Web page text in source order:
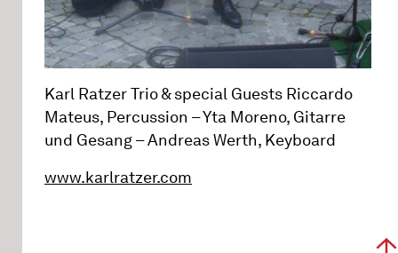
Karl Ratzer Trio & special Guests Riccardo
Mateus, Percussion – Yta Moreno, Gitarre
und Gesang – Andreas Werth, Keyboard
www.karlratzer.com